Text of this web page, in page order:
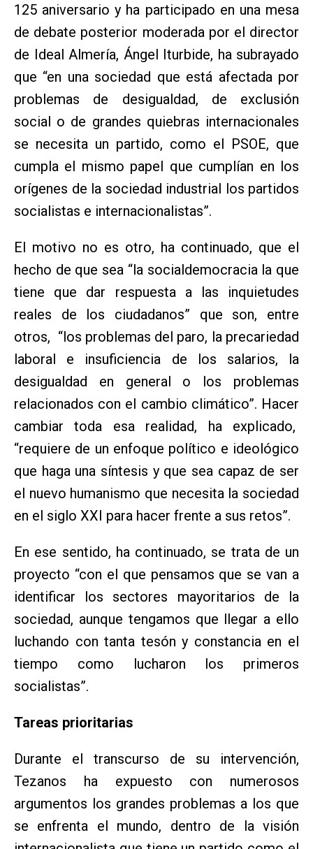
125 aniversario y ha participado en una mesa
de debate posterior moderada por el director
de Ideal Almería, Ángel Iturbide, ha subrayado
que “en una sociedad que está afectada por
problemas de desigualdad, de exclusión
social o de grandes quiebras internacionales
se necesita un partido, como el PSOE, que
cumpla el mismo papel que cumplían en los
orígenes de la sociedad industrial los partidos
socialistas e internacionalistas”.
El motivo no es otro, ha continuado, que el
hecho de que sea “la socialdemocracia la que
tiene que dar respuesta a las inquietudes
reales de los ciudadanos” que son, entre
otros, “los problemas del paro, la precariedad
laboral e insuficiencia de los salarios, la
desigualdad en general o los problemas
relacionados con el cambio climático”. Hacer
cambiar toda esa realidad, ha explicado,
“requiere de un enfoque político e ideológico
que haga una síntesis y que sea capaz de ser
el nuevo humanismo que necesita la sociedad
en el siglo XXI para hacer frente a sus retos”.
En ese sentido, ha continuado, se trata de un
proyecto “con el que pensamos que se van a
identificar los sectores mayoritarios de la
sociedad, aunque tengamos que llegar a ello
luchando con tanta tesón y constancia en el
tiempo como lucharon los primeros
socialistas”.
Tareas prioritarias
Durante el transcurso de su intervención,
Tezanos ha expuesto con numerosos
argumentos los grandes problemas a los que
se enfrenta el mundo, dentro de la visión